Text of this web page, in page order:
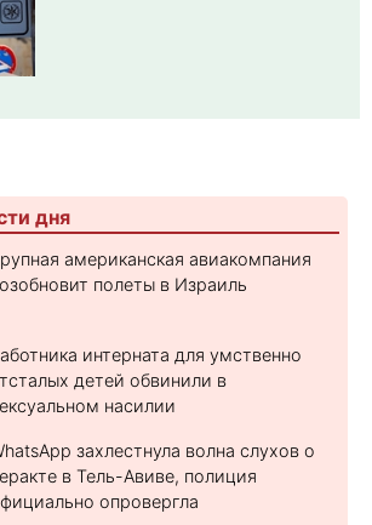
дня
американская авиакомпания
полеты в Израиль
интерната для умственно
детей обвинили в
насилии
захлестнула волна слухов о
в Тель-Авиве, полиция
опровергла